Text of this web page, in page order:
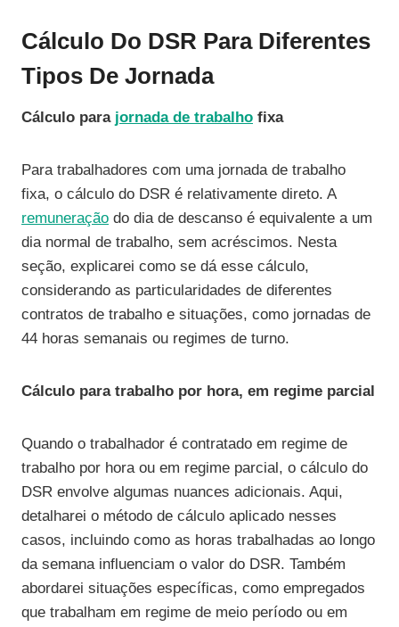
Cálculo Do DSR Para Diferentes
Tipos De Jornada
Cálculo para jornada de trabalho fixa
Para trabalhadores com uma jornada de trabalho
fixa, o cálculo do DSR é relativamente direto. A
remuneração do dia de descanso é equivalente a um
dia normal de trabalho, sem acréscimos. Nesta
seção, explicarei como se dá esse cálculo,
considerando as particularidades de diferentes
contratos de trabalho e situações, como jornadas de
44 horas semanais ou regimes de turno.
Cálculo para trabalho por hora, em regime parcial
Quando o trabalhador é contratado em regime de
trabalho por hora ou em regime parcial, o cálculo do
DSR envolve algumas nuances adicionais. Aqui,
detalharei o método de cálculo aplicado nesses
casos, incluindo como as horas trabalhadas ao longo
da semana influenciam o valor do DSR. Também
abordarei situações específicas, como empregados
que trabalham em regime de meio período ou em